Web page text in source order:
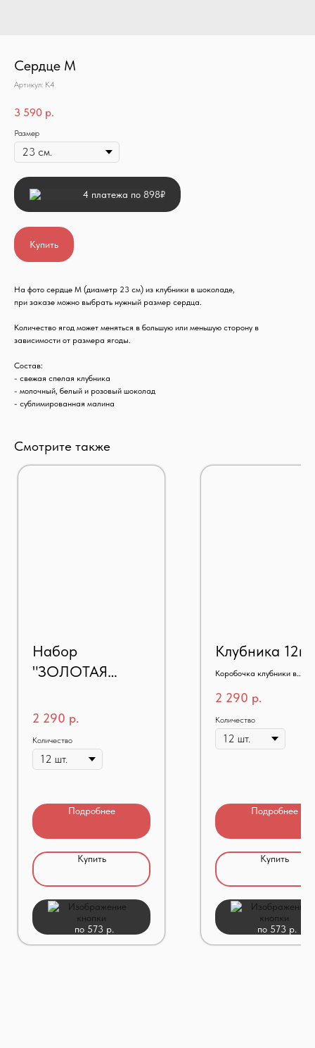
Сердце М
Артикул: К4
3 590 р.
Размер
Купить
4 платежа по 898₽
На фото сердце М (диаметр 23 см) из клубники в шоколаде,
при заказе можно выбрать нужный размер сердца.
Количество ягод может меняться в большую или меньшую сторону в
зависимости от размера ягоды.
Состав:
- свежая спелая клубника
- молочный, белый и розовый шоколад
- сублимированная малина
Смотрите также
Набор
"ЗОЛОТАЯ
2 290 р.
Количество
Подробнее
Купить
по 573 р.
Клубника 12шт
Коробочка клубники в
2 290 р.
Количество
Подробнее
Купить
по 573 р.